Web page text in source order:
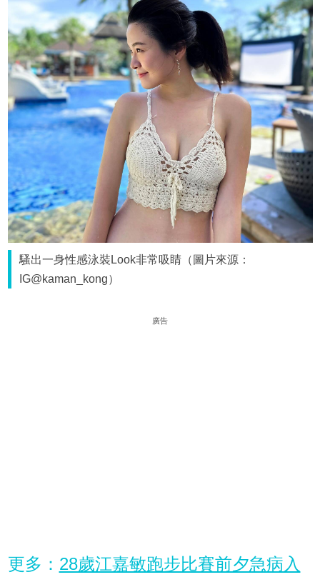
騷出一身性感泳裝Look非常吸睛（圖片來源：
IG@kaman_kong）
廣告
更多： 28歲江嘉敏跑步比賽前夕急病入